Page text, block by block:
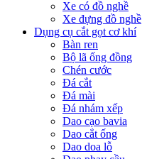
Xe có đồ nghề
Xe đựng đồ nghề
Dụng cụ cắt gọt cơ khí
Bàn ren
Bộ lã ống đồng
Chén cước
Đá cắt
Đá mài
Đá nhám xếp
Dao cạo bavia
Dao cắt ống
Dao doa lỗ